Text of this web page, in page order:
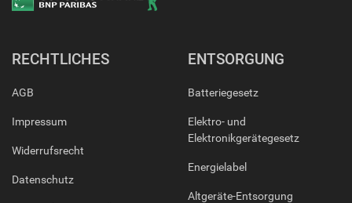
RECHTLICHES
AGB
Impressum
Widerrufsrecht
Datenschutz
ENTSORGUNG
Batteriegesetz
Elektro- und
Elektronikgerätegesetz
Energielabel
Altgeräte-Entsorgung